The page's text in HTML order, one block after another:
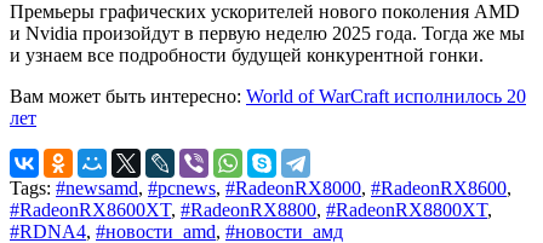
Премьеры графических ускорителей нового поколения AMD
и Nvidia произойдут в первую неделю 2025 года. Тогда же мы
и узнаем все подробности будущей конкурентной гонки.
Вам может быть интересно: World of WarCraft исполнилось 20
лет
Tags: #newsamd, #pcnews, #RadeonRX8000, #RadeonRX8600,
#RadeonRX8600XT, #RadeonRX8800, #RadeonRX8800XT,
#RDNA4, #новости_amd, #новости_амд